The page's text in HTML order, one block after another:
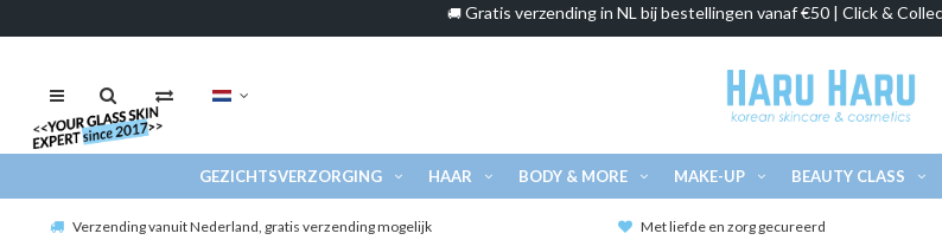
🚚Gratis verzending in NL bij bestellingen vanaf €50 | Click &
GEZICHTSVERZORGING HAAR BODY & MORE MAKE-UP BEAUTY CLASS
Verzending vanuit Nederland, gratis verzending mogelijk Met liefde en zorg gecureerd